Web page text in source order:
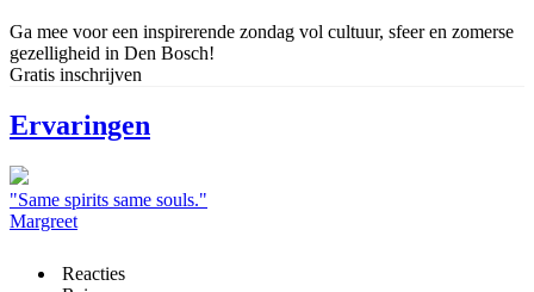
Ga mee voor een inspirerende zondag vol cultuur, sfeer en zomerse
gezelligheid in Den Bosch!
Gratis inschrijven
Ervaringen
"Same spirits same souls."
Margreet
Reacties